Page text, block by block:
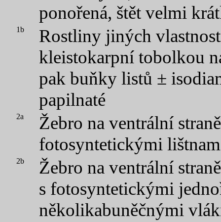
ponořená, štět velmi
1b
Rostliny jiných
kleistokarpní tobolkou
pak buňky listů ±
papilnaté
2a
Žebro na ventrální
fotosyntetickými
2b
Žebro na ventrální
s fotosyntetickými
několikabuněčnými